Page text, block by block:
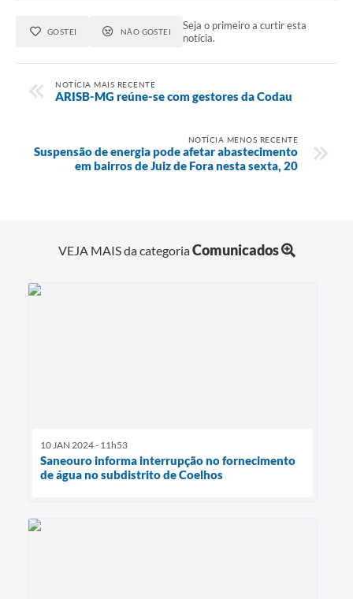
GOSTEI NÃO GOSTEI
Seja o primeiro a curtir esta
notícia.
NOTÍCIA MAIS RECENTE
ARISB-MG reúne-se com gestores da Codau
NOTÍCIA MENOS RECENTE
Suspensão de energia pode afetar abastecimento
em bairros de Juiz de Fora nesta sexta, 20
VEJA MAIS da categoriaComunicados
10 JAN 2024 - 11h53
Saneouro informa interrupção no fornecimento
de água no subdistrito de Coelhos